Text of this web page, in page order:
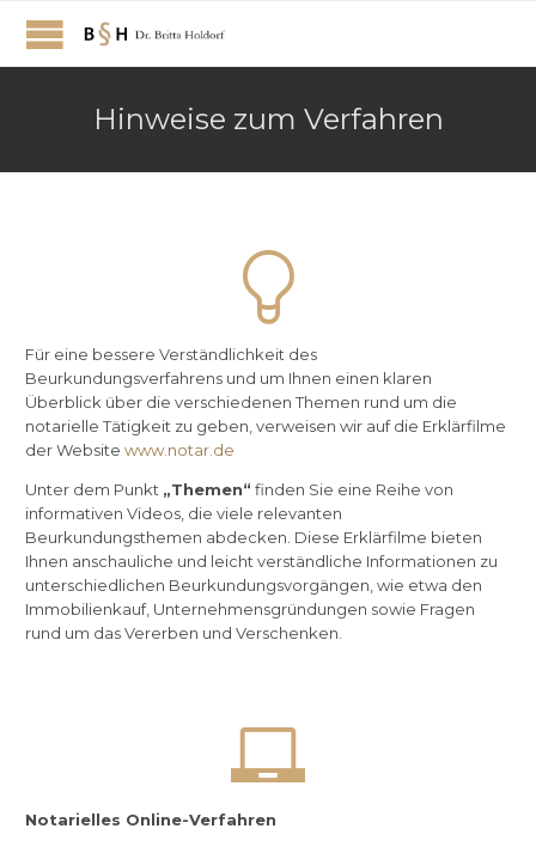
Hinweise zum Verfahren

Für eine bessere Verständlichkeit des
Beurkundungsverfahrens und um Ihnen einen klaren
Überblick über die verschiedenen Themen rund um die
notarielle Tätigkeit zu geben, verweisen wir auf die Erklärfilme
der Website www.notar.de
Unter dem Punkt „Themen“ finden Sie eine Reihe von
informativen Videos, die viele relevanten
Beurkundungsthemen abdecken. Diese Erklärfilme bieten
Ihnen anschauliche und leicht verständliche Informationen zu
unterschiedlichen Beurkundungsvorgängen, wie etwa den
Immobilienkauf, Unternehmensgründungen sowie Fragen
rund um das Vererben und Verschenken.

Notarielles Online-Verfahren